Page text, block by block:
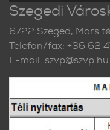
Szegedi
6722 Szeged, Mars
Telefon/fax: +36 62
E-mail: szvp@szvp.hu